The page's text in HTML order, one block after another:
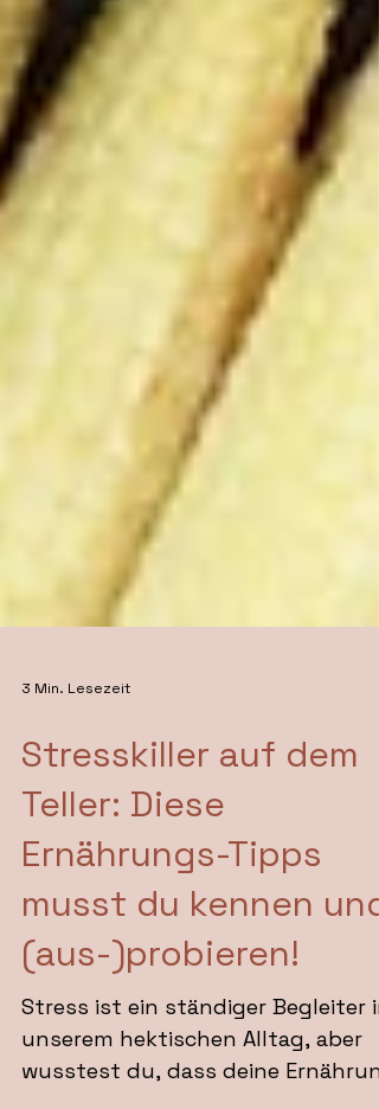
3 Min. Lesezeit
Stresskiller auf dem
Teller: Diese
Ernährungs-Tipps
musst du kennen und
(aus-)probieren!
Stress ist ein ständiger Begleiter in